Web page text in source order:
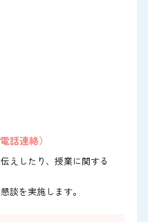
話連絡）
えしたり、授業に関する
談を実施します。